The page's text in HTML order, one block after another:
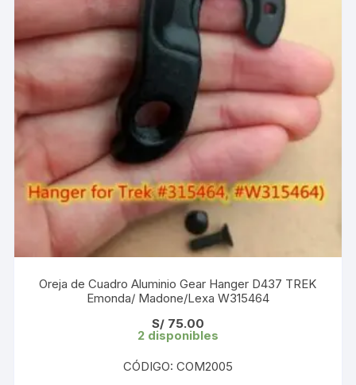
Oreja de Cuadro Aluminio Gear Hanger D437 TREK
Emonda/ Madone/Lexa W315464
S/75.00
2 disponibles
CÓDIGO: COM2005